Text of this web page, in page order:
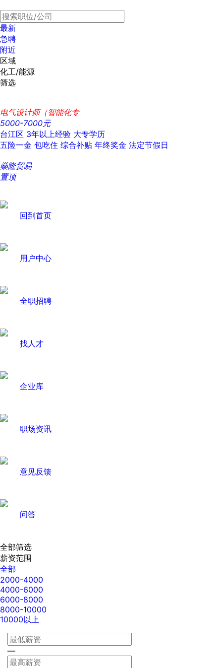
最新
急聘
附近
区域
化工/能源
筛选
电气设计师（智能化专
5000-7000元
台江区 3年以上经验 大专学历
五险一金 包吃住 综合补贴 年终奖金 法定节假日
燊隆贸易
置顶
回到首页
用户中心
全职招聘
找人才
企业库
职场资讯
意见反馈
问答
全部筛选
薪资范围
全部
2000-4000
4000-6000
6000-8000
8000-10000
10000以上
—